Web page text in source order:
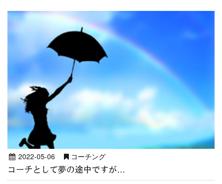
2022-05-06 コーチング
コーチとして夢の途中ですが…